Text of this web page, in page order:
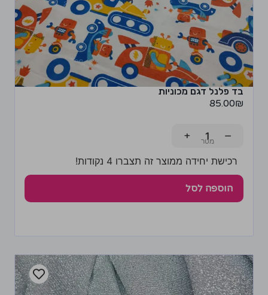
בד פלנל דגם מכוניות
85.00₪
−
+
רכישת יחידה ממוצר זה תצברו 4 נקודות!
הוספה לסל